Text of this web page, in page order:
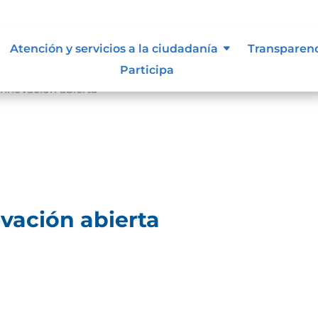
Atención y servicios a la ciudadanía
Participa
abierta
abierta